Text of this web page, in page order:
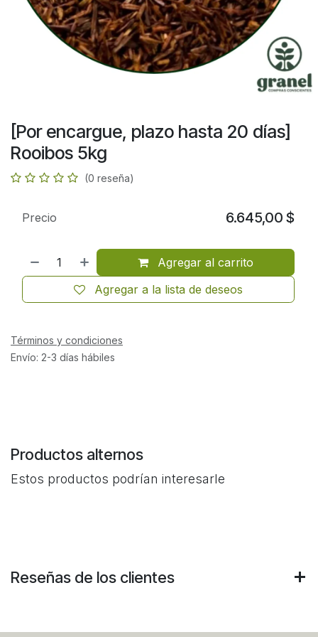
[Por encargue, plazo hasta 20 días]
Rooibos 5kg
(0 reseña)
Agregar al carrito
Agregar a la lista de deseos
Precio 6.645,00 $
Términos y condiciones
Envío: 2-3 días hábiles
Productos alternos
Estos productos podrían interesarle
Reseñas de los clientes